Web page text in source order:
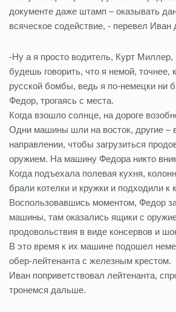
документе даже штамп – оказывать
всяческое содействие, - перевел Иван
-Ну а я просто водитель, Курт Миллер,
будешь говорить, что я немой, точнее,
русской бомбы, ведь я по-немецки ни
Федор, трогаясь с места.
Когда взошло солнце, на дороге
Одни машины шли на восток, другие –
направлении, чтобы загрузиться
оружием. На машину Федора никто
Когда подъехала полевая кухня,
брали котелки и кружки и подходили к
Воспользовавшись моментом, Федор
машины, там оказались ящики с
продовольствия в виде консервов и
В это время к их машине подошел
обер-лейтенанта с железным крестом.
Иван поприветствовал лейтенанта,
тронемся дальше.